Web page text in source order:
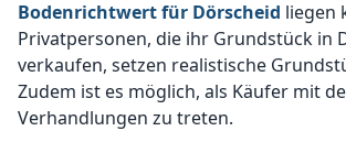
Bodenrichtwert für Dörscheid liegen
Privatpersonen, die ihr Grundstück in
verkaufen, setzen realistische
Zudem ist es möglich, als Käufer mit
Verhandlungen zu treten.